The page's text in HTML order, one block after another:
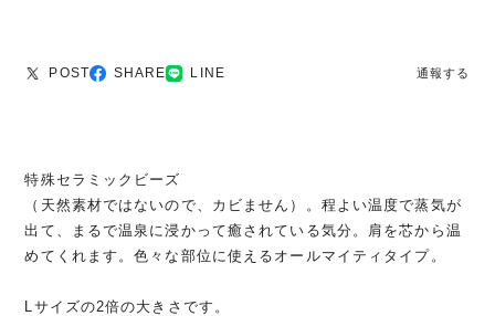
POST SHARE LINE 通報する
特殊セラミックビーズ
（天然素材ではないので、カビません）。程よい温度で蒸気が
出て、まるで温泉に浸かって癒されている気分。肩を芯から温
めてくれます。色々な部位に使えるオールマイティタイプ。
Lサイズの2倍の大きさです。